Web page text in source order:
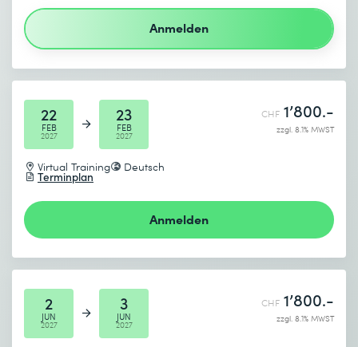
Datenschutzbestimmungen
genommen.
Absenden
* Pflichtfelder
Anmelden
22
FEB
2027
23
FEB
2027
Virtual Training Deutsch
Terminplan
CHF 1’800.-
zzgl. 8.1% MWST
Anmelden
2
JUN
2027
3
JUN
2027
CHF 1’800.-
zzgl. 8.1% MWST